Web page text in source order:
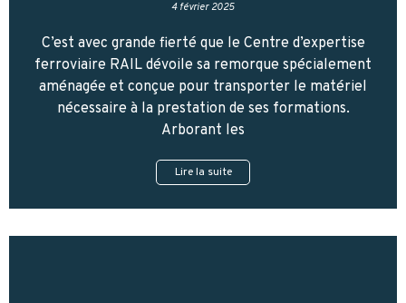
4 février 2025
C’est avec grande fierté que le Centre d’expertise
ferroviaire RAIL dévoile sa remorque spécialement
aménagée et conçue pour transporter le matériel
nécessaire à la prestation de ses formations.
Arborant les
Lire la suite